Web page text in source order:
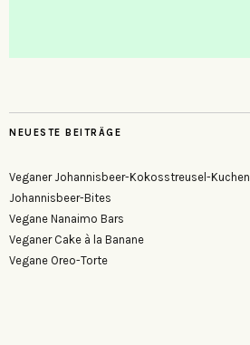
NEUESTE BEITRÄGE
Veganer Johannisbeer-Kokosstreusel-Kuchen
Johannisbeer-Bites
Vegane Nanaimo Bars
Veganer Cake à la Banane
Vegane Oreo-Torte